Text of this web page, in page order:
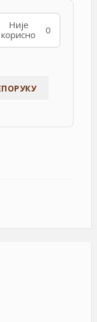
Није
корисно
0